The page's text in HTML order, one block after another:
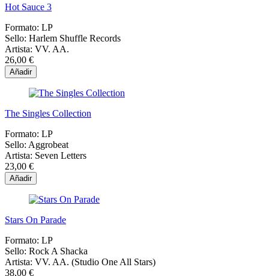
Hot Sauce 3
Formato: LP
Sello: Harlem Shuffle Records
Artista: VV. AA.
26,00 €
Añadir
The Singles Collection
Formato: LP
Sello: Aggrobeat
Artista: Seven Letters
23,00 €
Añadir
Stars On Parade
Formato: LP
Sello: Rock A Shacka
Artista: VV. AA. (Studio One All Stars)
38,00 €